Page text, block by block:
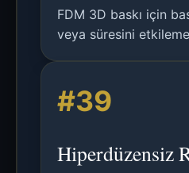
FDM 3D baskı için
veya süresini
tonlama tekniği.
#39
Hiperdüzensiz